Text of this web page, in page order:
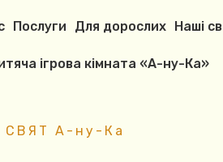
Послуги Для дорослих Наші
ігрова кімната «А-ну-Ка»
СВЯТ А-ну-Ка